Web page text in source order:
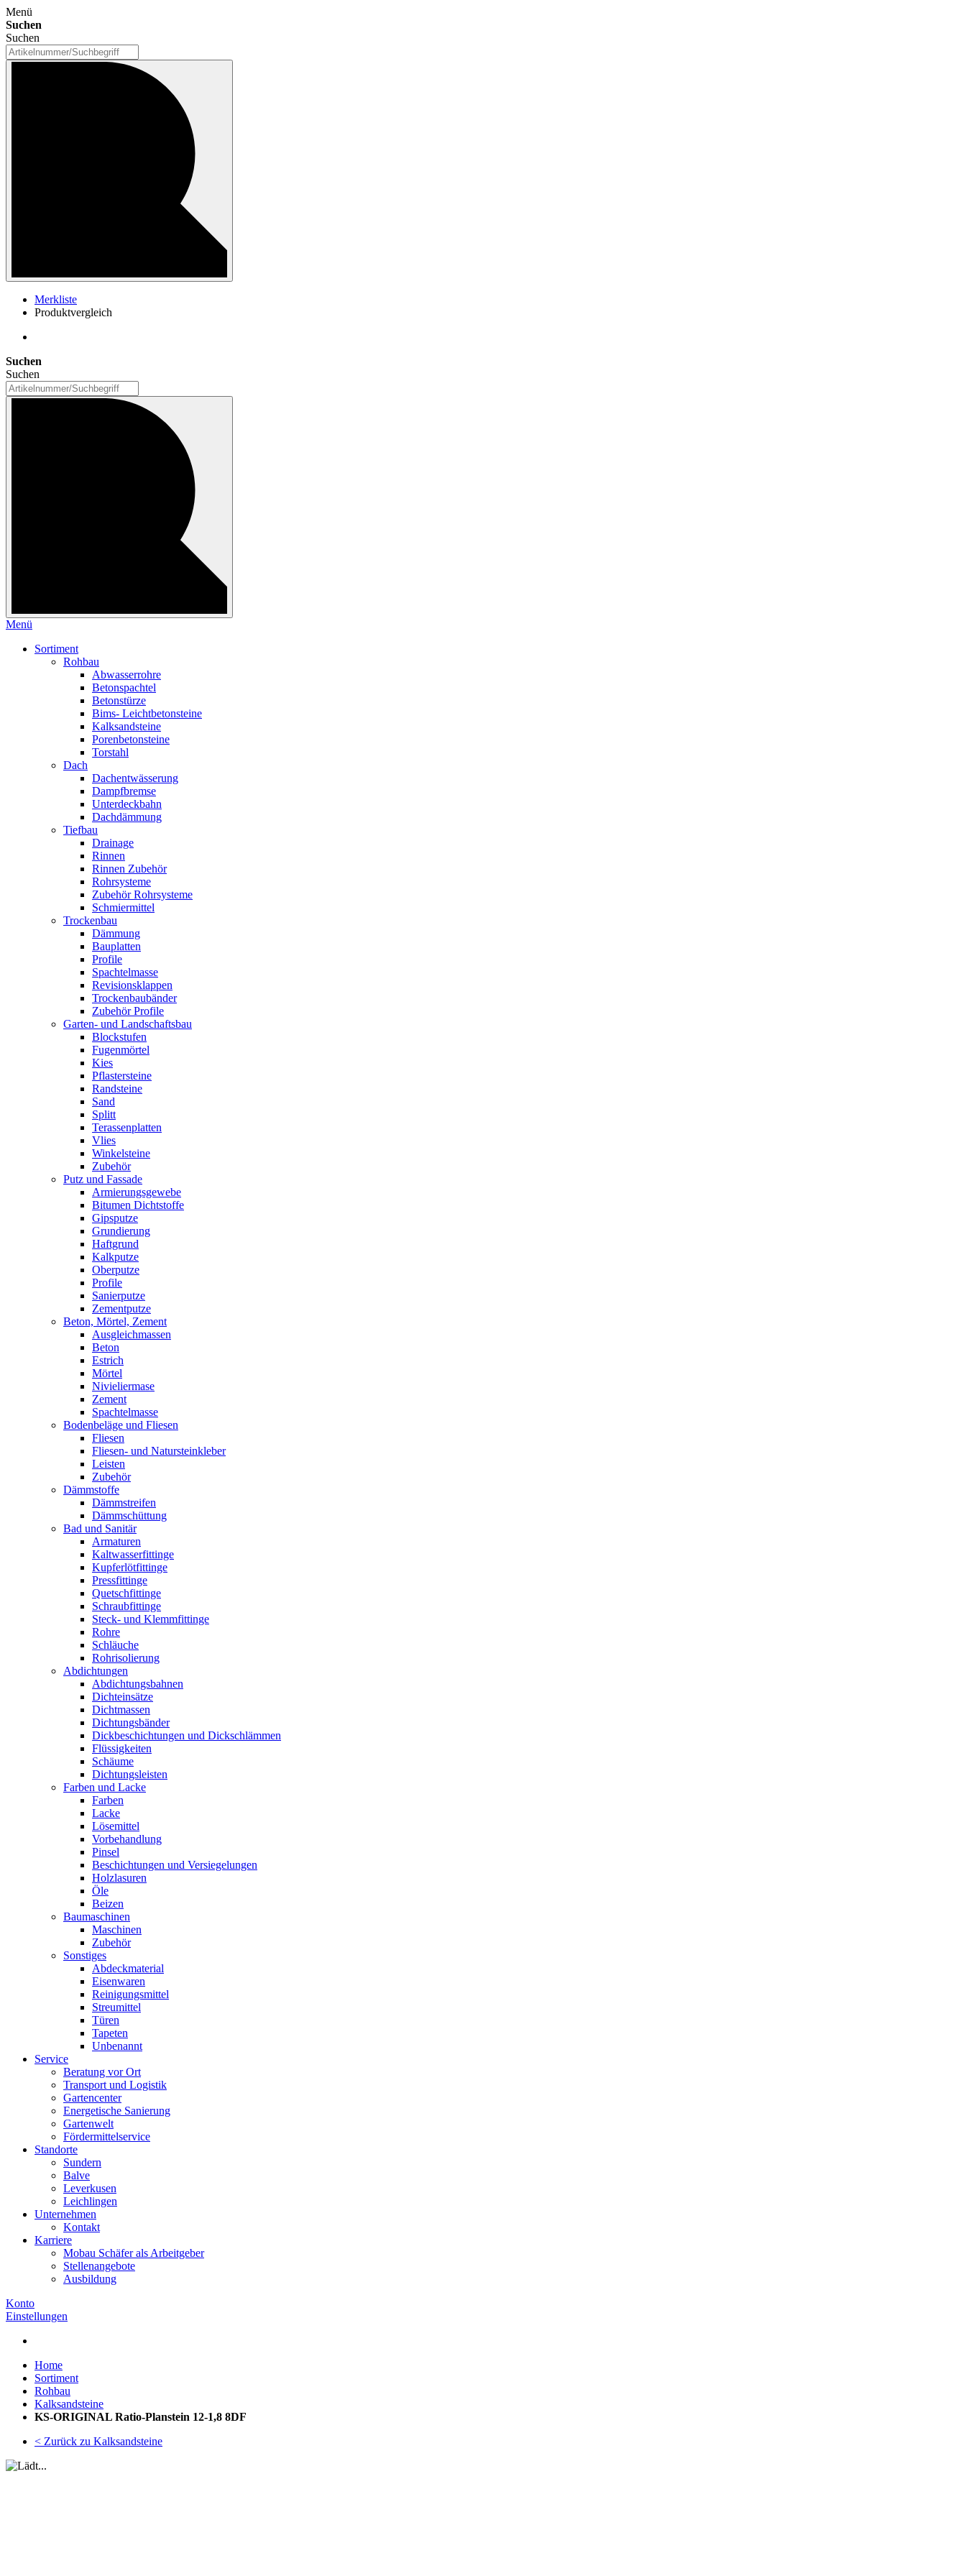
Menü
Suchen
Suchen
Merkliste
Produktvergleich
Suchen
Suchen
Menü
Sortiment
Rohbau
Abwasserrohre
Betonspachtel
Betonstürze
Bims- Leichtbetonsteine
Kalksandsteine
Porenbetonsteine
Torstahl
Dach
Dachentwässerung
Dampfbremse
Unterdeckbahn
Dachdämmung
Tiefbau
Drainage
Rinnen
Rinnen Zubehör
Rohrsysteme
Zubehör Rohrsysteme
Schmiermittel
Trockenbau
Dämmung
Bauplatten
Profile
Spachtelmasse
Revisionsklappen
Trockenbaubänder
Zubehör Profile
Garten- und Landschaftsbau
Blockstufen
Fugenmörtel
Kies
Pflastersteine
Randsteine
Sand
Splitt
Terassenplatten
Vlies
Winkelsteine
Zubehör
Putz und Fassade
Armierungsgewebe
Bitumen Dichtstoffe
Gipsputze
Grundierung
Haftgrund
Kalkputze
Oberputze
Profile
Sanierputze
Zementputze
Beton, Mörtel, Zement
Ausgleichmassen
Beton
Estrich
Mörtel
Nivieliermase
Zement
Spachtelmasse
Bodenbeläge und Fliesen
Fliesen
Fliesen- und Natursteinkleber
Leisten
Zubehör
Dämmstoffe
Dämmstreifen
Dämmschüttung
Bad und Sanitär
Armaturen
Kaltwasserfittinge
Kupferlötfittinge
Pressfittinge
Quetschfittinge
Schraubfittinge
Steck- und Klemmfittinge
Rohre
Schläuche
Rohrisolierung
Abdichtungen
Abdichtungsbahnen
Dichteinsätze
Dichtmassen
Dichtungsbänder
Dickbeschichtungen und Dickschlämmen
Flüssigkeiten
Schäume
Dichtungsleisten
Farben und Lacke
Farben
Lacke
Lösemittel
Vorbehandlung
Pinsel
Beschichtungen und Versiegelungen
Holzlasuren
Öle
Beizen
Baumaschinen
Maschinen
Zubehör
Sonstiges
Abdeckmaterial
Eisenwaren
Reinigungsmittel
Streumittel
Türen
Tapeten
Unbenannt
Service
Beratung vor Ort
Transport und Logistik
Gartencenter
Energetische Sanierung
Gartenwelt
Fördermittelservice
Standorte
Sundern
Balve
Leverkusen
Leichlingen
Unternehmen
Kontakt
Karriere
Mobau Schäfer als Arbeitgeber
Stellenangebote
Ausbildung
Konto
Einstellungen
Home
Sortiment
Rohbau
Kalksandsteine
KS-ORIGINAL Ratio-Planstein 12-1,8 8DF
< Zurück zu Kalksandsteine